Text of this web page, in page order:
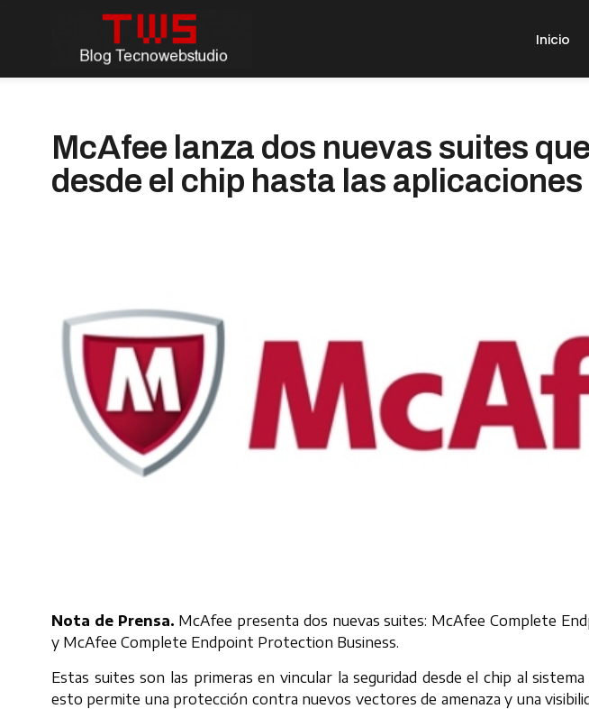
Inicio
McAfee lanza dos nuevas suites
desde el chip hasta las aplicaciones
Nota de Prensa. McAfee presenta dos nuevas suites: McAfee Complete
y McAfee Complete Endpoint Protection Business.
Estas suites son las primeras en vincular la seguridad desde el chip al
esto permite una protección contra nuevos vectores de amenaza y una